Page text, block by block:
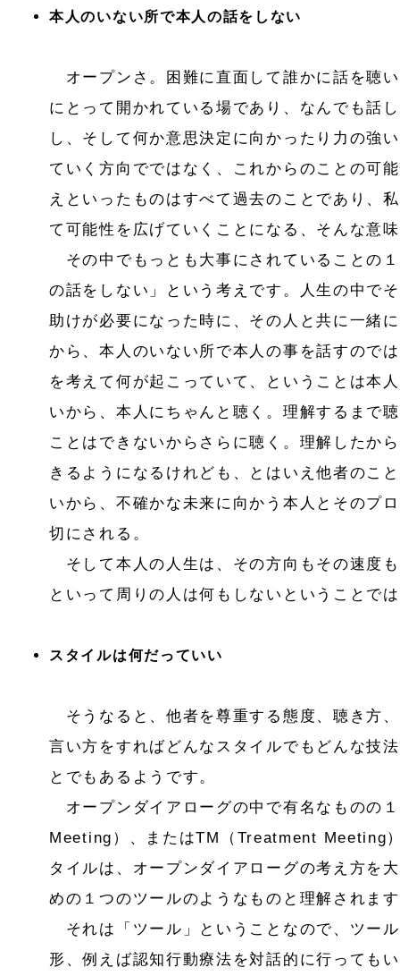
本人のいない所で本人の話をしない
オープンさ。困難に直面して誰かに話を聴
にとって開かれている場であり、なんでも話
し、そして何か意思決定に向かったり力の強
ていく方向でではなく、これからのことの可
えといったものはすべて過去のことであり、
て可能性を広げていくことになる、そんな意
その中でもっとも大事にされていることの
の話をしない」という考えです。人生の中で
助けが必要になった時に、その人と共に一緒
から、本人のいない所で本人の事を話すので
を考えて何が起こっていて、ということは本
いから、本人にちゃんと聴く。理解するまで
ことはできないからさらに聴く。理解したか
きるようになるけれども、とはいえ他者のこ
いから、不確かな未来に向かう本人とそのプ
切にされる。
そして本人の人生は、その方向もその速度
といって周りの人は何もしないということで
スタイルは何だっていい
そうなると、他者を尊重する態度、聴き方
言い方をすればどんなスタイルでもどんな技
とでもあるようです。
オープンダイアローグの中で有名なものの
Meeting ）、またはTM
（Treatment Meeting
タイルは、オープンダイアローグの考え方を
めの１つのツールのようなものと理解されま
それは「ツール」ということなので、ツー
形、例えば認知行動療法を対話的に行っても